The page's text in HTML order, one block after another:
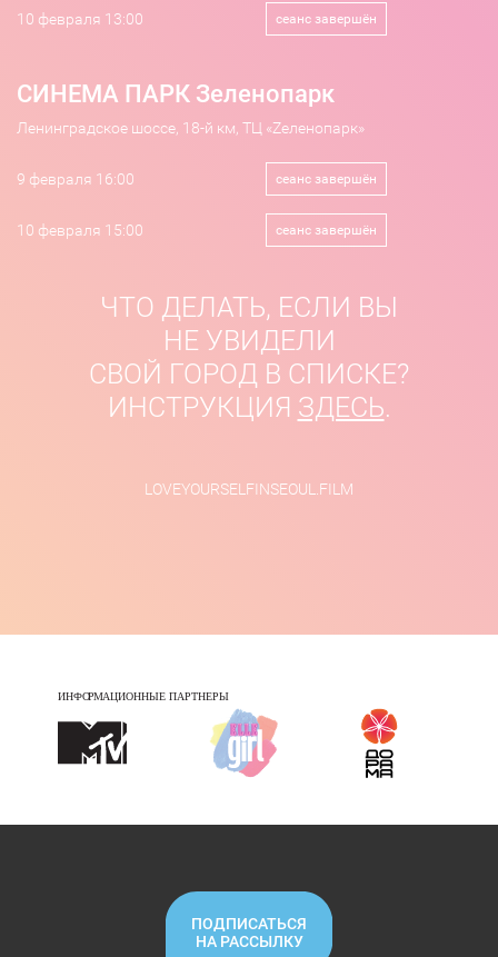
10 февраля 13:00 сеанс завершён
СИНЕМА ПАРК Зеленопарк
Ленинградское шоссе, 18-й км, ТЦ «Zеленопарк»
9 февраля 16:00 сеанс завершён
10 февраля 15:00 сеанс завершён
ЧТО ДЕЛАТЬ, ЕСЛИ ВЫ
НЕ УВИДЕЛИ
СВОЙ ГОРОД В СПИСКЕ?
ИНСТРУКЦИЯ ЗДЕСЬ.
LOVEYOURSELFINSEOUL.FILM
ПОДПИСАТЬСЯ
НА РАССЫЛКУ